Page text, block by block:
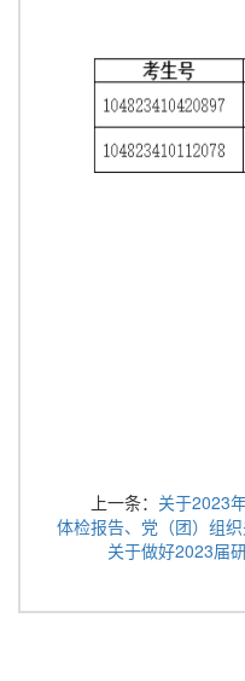
上一条： 关于2023
体检报告、党（团）组
关于做好2023届